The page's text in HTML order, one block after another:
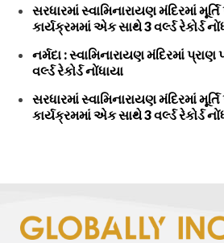
સરધારમાં સ્વામિનારાયણ મંદિરમાં મૂર્તિ
કાર્યક્રમમાં એક સાથે 3 વર્લ્ડ રેકોર્ડ
નર્મદા : સ્વામિનારાયણ મંદિરમાં પ્રાણ
વર્લ્ડ રેકોર્ડ નોંધાયા
સરધારમાં સ્વામિનારાયણ મંદિરમાં મૂર્તિ
કાર્યક્રમમાં એક સાથે 3 વર્લ્ડ રેકોર્ડ